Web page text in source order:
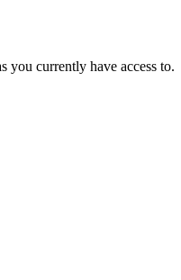
you currently have access to.